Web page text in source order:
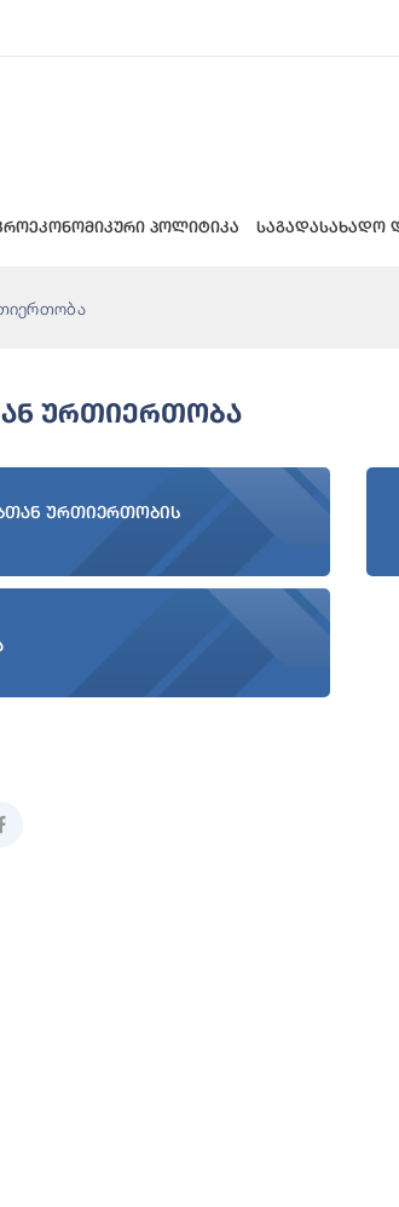
პოლიტიკა საგადასახადო
Ურთიერთობა
ურთიერთობის